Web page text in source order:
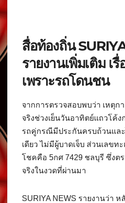
สื่อท้องถิ่น
รายงานเพิ่มเติม เ
เพราะรถโดนชน
จากการตรวจสอบพบว่า เหตุก
จริงช่วงเย็นวันอาทิตย์แถวโค้
รถคู่กรณีมีประกันครบถ้วนแล
เดียว ไม่มีผู้บาดเจ็บ ส่วนเลขท
โชคคือ 5กศ 7429 ชลบุรี ซึ่งต
จริงในงวดที่ผ่านมา
SURIYA NEWS รายงานว่า